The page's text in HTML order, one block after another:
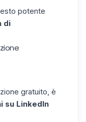
potente
di
gratuito, è
su LinkedIn